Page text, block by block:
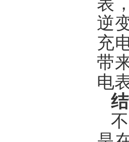
逆
充
带
电